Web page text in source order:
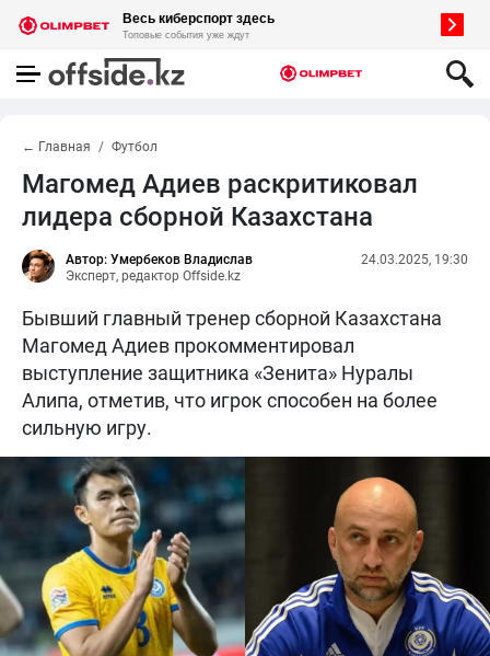
← Главная Футбол
Магомед Адиев раскритиковал
лидера сборной Казахстана
Автор: Умербеков Владислав
Эксперт, редактор Offside.kz
24.03.2025, 19:30
Бывший главный тренер сборной Казахстана
Магомед Адиев прокомментировал
выступление защитника «Зенита» Нуралы
Алипа, отметив, что игрок способен на более
сильную игру.